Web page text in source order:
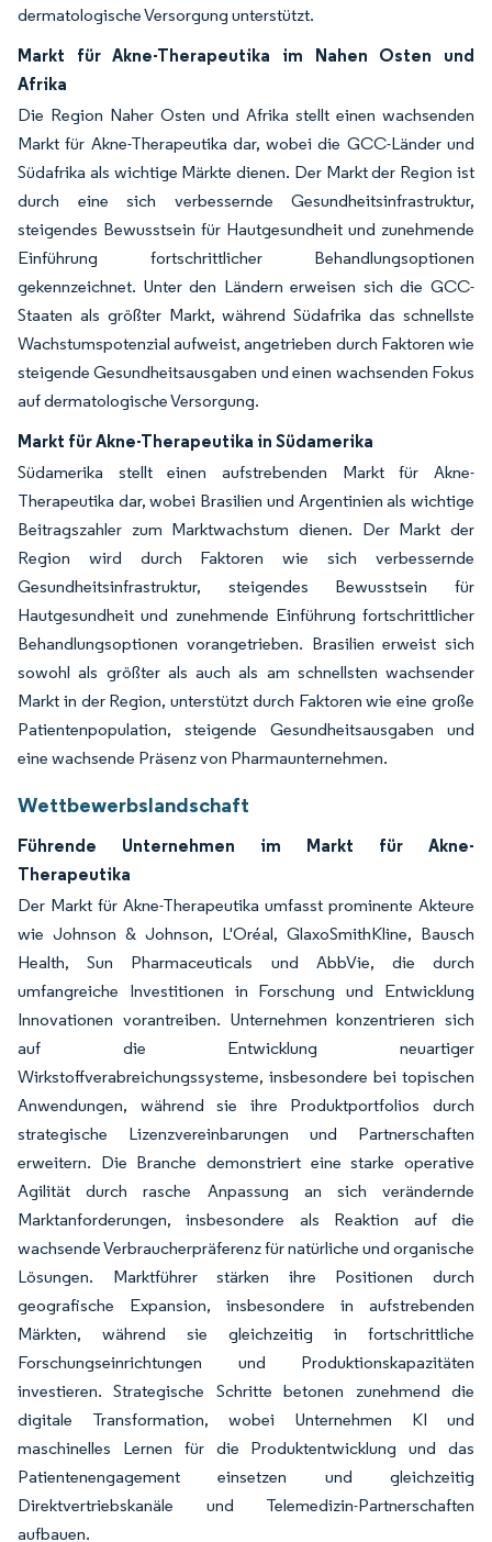
dermatologische Versorgung unterstützt.
Markt für Akne-Therapeutika im Nahen Osten und
Afrika
Die Region Naher Osten und Afrika stellt einen wachsenden
Markt für Akne-Therapeutika dar, wobei die GCC-Länder und
Südafrika als wichtige Märkte dienen. Der Markt der Region ist
durch eine sich verbessernde Gesundheitsinfrastruktur,
steigendes Bewusstsein für Hautgesundheit und zunehmende
Einführung fortschrittlicher Behandlungsoptionen
gekennzeichnet. Unter den Ländern erweisen sich die GCC-
Staaten als größter Markt, während Südafrika das schnellste
Wachstumspotenzial aufweist, angetrieben durch Faktoren wie
steigende Gesundheitsausgaben und einen wachsenden Fokus
auf dermatologische Versorgung.
Markt für Akne-Therapeutika in Südamerika
Südamerika stellt einen aufstrebenden Markt für Akne-
Therapeutika dar, wobei Brasilien und Argentinien als wichtige
Beitragszahler zum Marktwachstum dienen. Der Markt der
Region wird durch Faktoren wie sich verbessernde
Gesundheitsinfrastruktur, steigendes Bewusstsein für
Hautgesundheit und zunehmende Einführung fortschrittlicher
Behandlungsoptionen vorangetrieben. Brasilien erweist sich
sowohl als größter als auch als am schnellsten wachsender
Markt in der Region, unterstützt durch Faktoren wie eine große
Patientenpopulation, steigende Gesundheitsausgaben und
eine wachsende Präsenz von Pharmaunternehmen.
Wettbewerbslandschaft
Führende Unternehmen im Markt für Akne-
Therapeutika
Der Markt für Akne-Therapeutika umfasst prominente Akteure
wie Johnson & Johnson, L'Oréal, GlaxoSmithKline, Bausch
Health, Sun Pharmaceuticals und AbbVie, die durch
umfangreiche Investitionen in Forschung und Entwicklung
Innovationen vorantreiben. Unternehmen konzentrieren sich
auf die Entwicklung neuartiger
Wirkstoffverabreichungssysteme, insbesondere bei topischen
Anwendungen, während sie ihre Produktportfolios durch
strategische Lizenzvereinbarungen und Partnerschaften
erweitern. Die Branche demonstriert eine starke operative
Agilität durch rasche Anpassung an sich verändernde
Marktanforderungen, insbesondere als Reaktion auf die
wachsende Verbraucherpräferenz für natürliche und organische
Lösungen. Marktführer stärken ihre Positionen durch
geografische Expansion, insbesondere in aufstrebenden
Märkten, während sie gleichzeitig in fortschrittliche
Forschungseinrichtungen und Produktionskapazitäten
investieren. Strategische Schritte betonen zunehmend die
digitale Transformation, wobei Unternehmen KI und
maschinelles Lernen für die Produktentwicklung und das
Patientenengagement einsetzen und gleichzeitig
Direktvertriebskanäle und Telemedizin-Partnerschaften
aufbauen.